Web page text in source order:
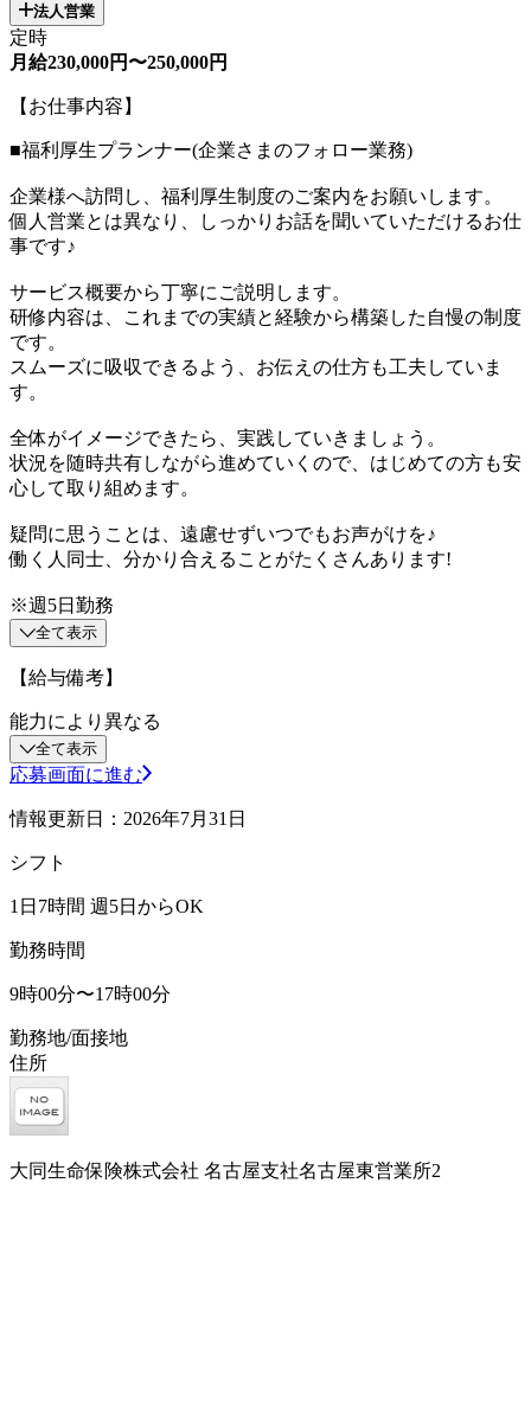
法人営業
定時
月給230,000円〜250,000円
【お仕事内容】
■福利厚生プランナー(企業さまのフォロー業務)
企業様へ訪問し、福利厚生制度のご案内をお願いします。
個人営業とは異なり、しっかりお話を聞いていただけるお仕
事です♪
サービス概要から丁寧にご説明します。
研修内容は、これまでの実績と経験から構築した自慢の制度
です。
スムーズに吸収できるよう、お伝えの仕方も工夫していま
す。
全体がイメージできたら、実践していきましょう。
状況を随時共有しながら進めていくので、はじめての方も安
心して取り組めます。
疑問に思うことは、遠慮せずいつでもお声がけを♪
働く人同士、分かり合えることがたくさんあります!
※週5日勤務
全て表示
【給与備考】
能力により異なる
全て表示
応募画面に進む
情報更新日：2026年7月31日
シフト
1日7時間 週5日からOK
勤務時間
9時00分〜17時00分
勤務地/面接地
住所
大同生命保険株式会社 名古屋支社名古屋東営業所2